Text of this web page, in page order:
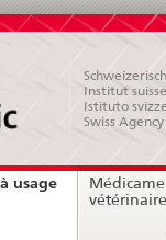
Institut
Istituto
Swiss
usage
vétérinaire